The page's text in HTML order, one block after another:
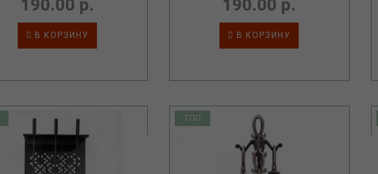
190.00 р.
В КОРЗИНУ
190.00 р.
В КОРЗИНУ
ТОП